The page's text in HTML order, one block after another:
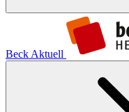
Beck Aktuell